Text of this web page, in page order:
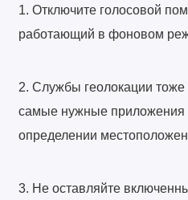
1. Отключите голосовой
работающий в фоновом
2. Службы геолокации
самые нужные приложения
определении
3. Не оставляйте